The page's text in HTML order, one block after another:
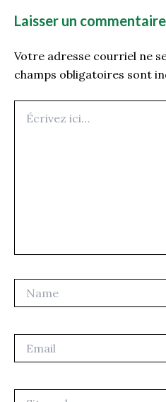
Laisser un commentaire
Votre adresse courriel ne
champs obligatoires sont
ici…